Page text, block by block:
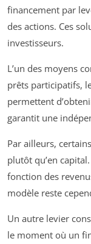
financement par
des actions. Ces
investisseurs.
L’un des moyens
prêts participatifs,
permettent
garantit une
Par ailleurs,
plutôt qu’en
fonction des
modèle reste
Un autre levier
le moment où un